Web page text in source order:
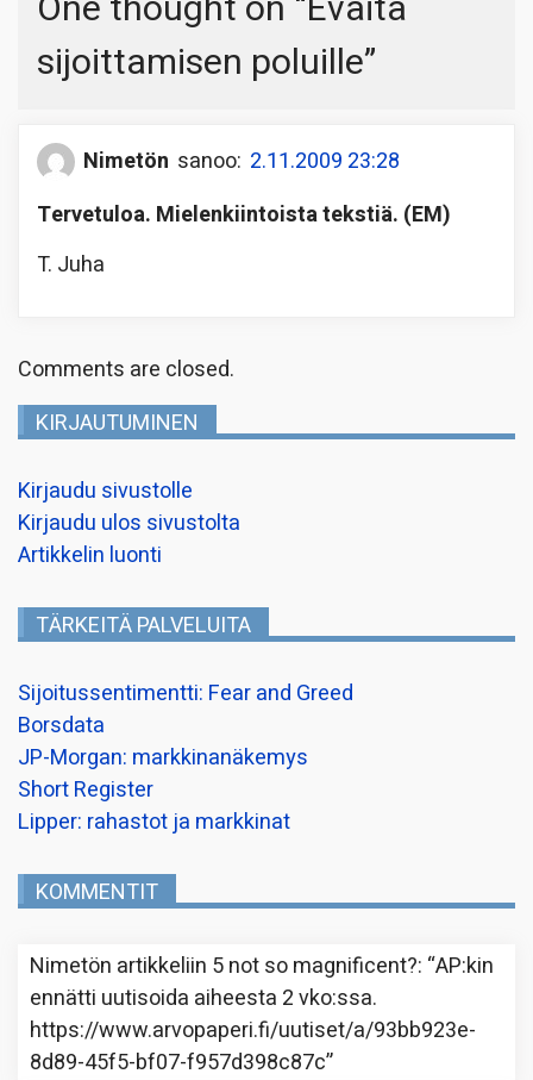
sijoittamisen poluille”
Nimetön sanoo: 2.11.2009 23:28
Tervetuloa. Mielenkiintoista tekstiä. (EM)
T. Juha
Comments are closed.
KIRJAUTUMINEN
Kirjaudu sivustolle
Kirjaudu ulos sivustolta
Artikkelin luonti
TÄRKEITÄ PALVELUITA
Sijoitussentimentti: Fear and Greed
Borsdata
JP-Morgan: markkinanäkemys
Short Register
Lipper: rahastot ja markkinat
KOMMENTIT
Nimetön artikkeliin 5 not so magnificent?: “AP:kin
ennätti uutisoida aiheesta 2 vko:ssa.
https://www.arvopaperi.fi/uutiset/a/93bb923e-
8d89-45f5-bf07-f957d398c87c”